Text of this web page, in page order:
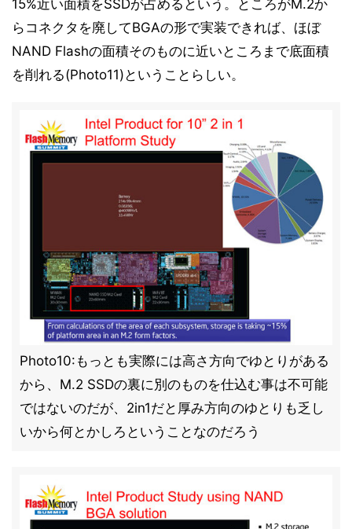
15%近い面積をSSDが占めるという。ところがM.2か
らコネクタを廃してBGAの形で実装できれば、ほぼ
NAND Flashの面積そのものに近いところまで底面積
を削れる(Photo11)ということらしい。
Photo10:もっとも実際には高さ方向でゆとりがある
から、M.2 SSDの裏に別のものを仕込む事は不可能
ではないのだが、2in1だと厚み方向のゆとりも乏し
いから何とかしろということなのだろう